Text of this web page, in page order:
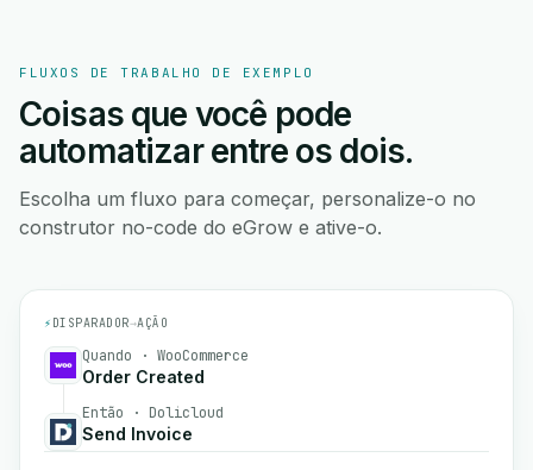
FLUXOS DE TRABALHO DE EXEMPLO
Coisas que você pode
automatizar entre os dois.
Escolha um fluxo para começar, personalize-o no
construtor no-code do eGrow e ative-o.
⚡ DISPARADOR→AÇÃO
Quando · WooCommerce
Order Created
Então · Dolicloud
Send Invoice